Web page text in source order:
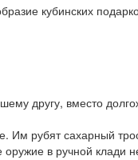
кубинских
другу, вместо
рубят сахарный
в ручной клади